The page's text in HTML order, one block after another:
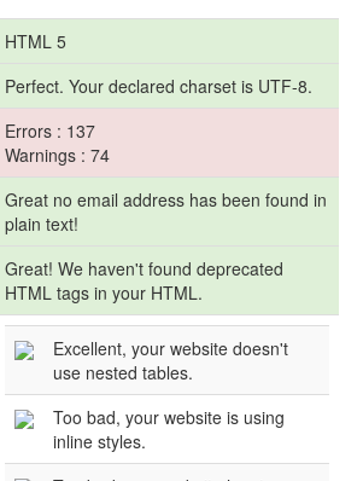
HTML 5
Perfect. Your declared charset is UTF-8.
Errors : 137
Warnings : 74
Great no email address has been found in
plain text!
Great! We haven't found deprecated
HTML tags in your HTML.
Excellent, your website doesn't
use nested tables.
Too bad, your website is using
inline styles.